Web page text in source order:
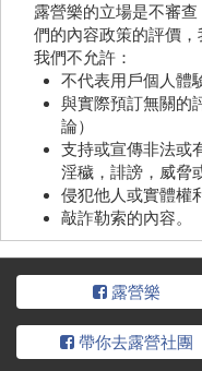
露營樂的立場是不審
們的內容政策的評價，
我們不允許：
不代表用戶個人體
與實際預訂無關的
論）
支持或宣傳非法或
淫穢，誹謗，威脅
侵犯他人或實體權
敲詐勒索的內容。
露營樂
帶你去露營社團